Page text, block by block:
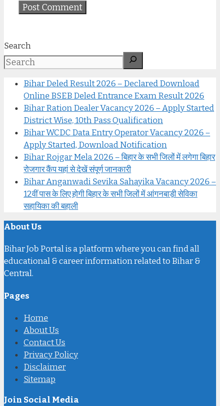
Search
Bihar Deled Result 2026 – Declared Download
Online BSEB Deled Entrance Exam Result 2026
Bihar Ration Dealer Vacancy 2026 – Apply Started
District Wise, 10th Pass Qualification
Bihar WCDC Data Entry Operator Vacancy 2026 –
Apply Started, Download Notification
Bihar Rojgar Mela 2026 – बिहार के सभी जिलों में लगेगा बिहार
रोजगार कैंप यहां से देखें संपूर्ण जानकारी
Bihar Anganwadi Sevika Sahayika Vacancy 2026 –
12वीं पास के लिए होगी बिहार के सभी जिलों में आंगनबाड़ी सेविका
सहायिका की बहाली
About Us
Bihar Job Portal is a platform where you can find all
educational & career information related to Bihar &
Central.
Pages
Home
About Us
Contact Us
Privacy Policy
Disclaimer
Sitemap
Join Social Media